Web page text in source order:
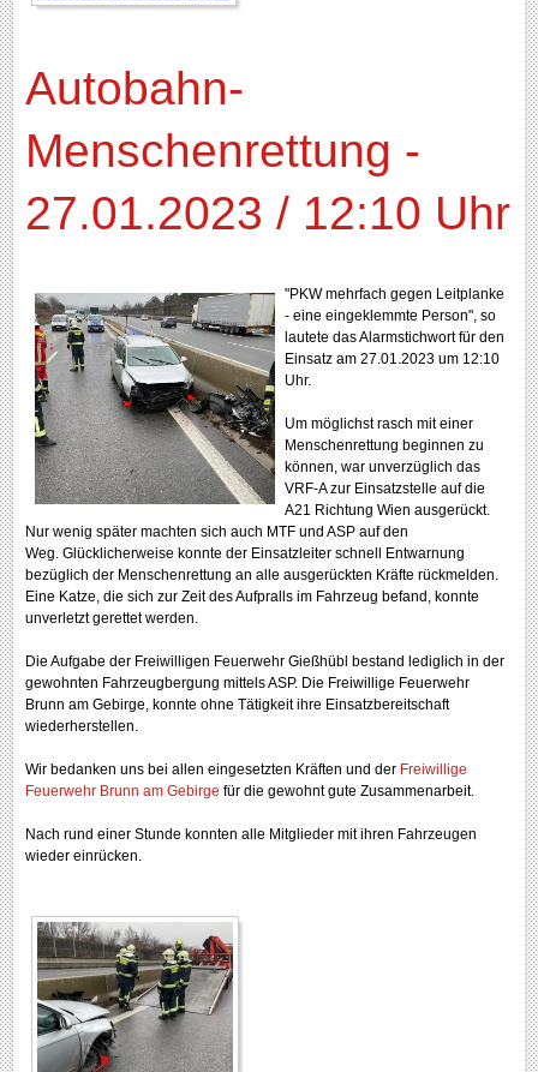
Autobahn-
Menschenrettung -
27.01.2023 / 12:10 Uhr
"PKW mehrfach gegen Leitplanke
- eine eingeklemmte Person", so
lautete das Alarmstichwort für den
Einsatz am 27.01.2023 um 12:10
Uhr.
Um möglichst rasch mit einer
Menschenrettung beginnen zu
können, war unverzüglich das
VRF-A zur Einsatzstelle auf die
A21 Richtung Wien ausgerückt.
Nur wenig später machten sich auch MTF und ASP auf den
Weg. Glücklicherweise konnte der Einsatzleiter schnell Entwarnung
bezüglich der Menschenrettung an alle ausgerückten Kräfte rückmelden.
Eine Katze, die sich zur Zeit des Aufpralls im Fahrzeug befand, konnte
unverletzt gerettet werden.
Die Aufgabe der Freiwilligen Feuerwehr Gießhübl bestand lediglich in der
gewohnten Fahrzeugbergung mittels ASP. Die Freiwillige Feuerwehr
Brunn am Gebirge, konnte ohne Tätigkeit ihre Einsatzbereitschaft
wiederherstellen.
Wir bedanken uns bei allen eingesetzten Kräften und der Freiwillige
Feuerwehr Brunn am Gebirge für die gewohnt gute Zusammenarbeit.
Nach rund einer Stunde konnten alle Mitglieder mit ihren Fahrzeugen
wieder einrücken.